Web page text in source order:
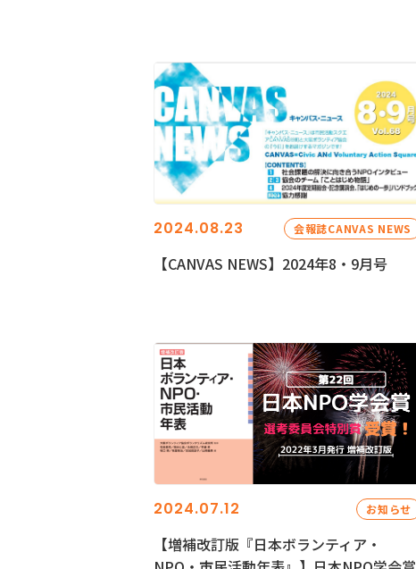
2024.08.23 会報誌CANVAS NEWS
【CANVAS NEWS】2024年8・9月号
2024.07.12 お知らせ
【増補改訂版『日本ボランティア・